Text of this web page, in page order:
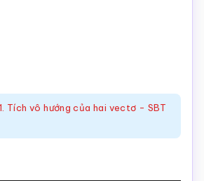
Tích vô hướng của hai vectơ - SBT